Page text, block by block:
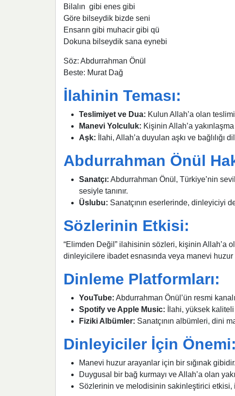
Bilalın gibi enes gibi
Göre bilseydik bizde seni
Ensarın gibi muhacir gibi qü
Dokuna bilseydik sana eynebi
Söz: Abdurrahman Önül
Beste: Murat Dağ
İlahinin Teması:
Teslimiyet ve Dua: Kulun Allah’a olan
Manevi Yolculuk: Kişinin Allah’a
Aşk: İlahi, Allah’a duyulan aşkı ve bağlılığı
Abdurrahman Önül
Sanatçı: Abdurrahman Önül, Türkiye’nin
sesiyle tanınır.
Üslubu: Sanatçının eserlerinde, dinleyiciyi
Sözlerinin Etkisi:
“Elimden Değil” ilahisinin sözleri, kişinin Allah’a
dinleyicilere ibadet esnasında veya manevi
Dinleme Platformları:
YouTube: Abdurrahman Önül’ün resmi
Spotify ve Apple Music: İlahi, yüksek
Fiziki Albümler: Sanatçının albümleri, dini
Dinleyiciler İçin Önemi:
Manevi huzur arayanlar için bir sığınak gibidir.
Duygusal bir bağ kurmayı ve Allah’a olan
Sözlerinin ve melodisinin sakinleştirici etkisi,